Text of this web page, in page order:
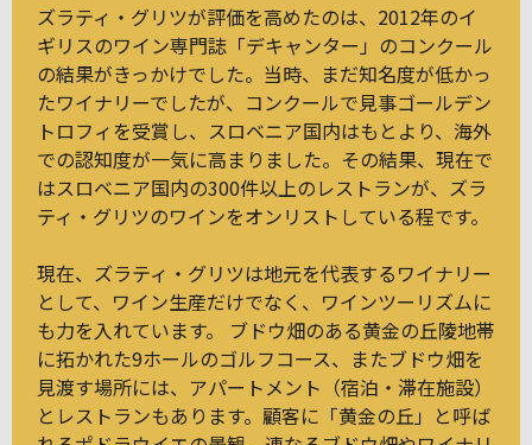
ズラティ・グリツが評価を高めたのは、2012年のイ
ギリスのワイン専門誌「デキャンター」のコンクール
の結果がきっかけでした。当時、まだ知名度が低かっ
たワイナリーでしたが、コンクールで見事ゴールデン
トロフィを受賞し、スロベニア国内はもとより、海外
での認知度が一気に高まりました。その結果、現在で
はスロベニア国内の300件以上のレストランが、ズラ
ティ・グリツのワインをオンリストしている程です。
現在、ズラティ・グリツは地元を代表するワイナリー
として、ワイン生産だけでなく、ワインツーリズムに
も力を入れています。 ブドウ畑のある黄金の丘陵地帯
に拓かれた9ホールのゴルフコース、またブドウ畑を
見渡す場所には、アパートメント（宿泊・滞在施設）
とレストランもあります。顧客に「黄金の丘」と呼ば